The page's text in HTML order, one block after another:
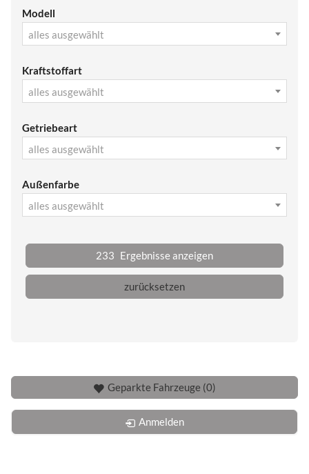
Modell
alles ausgewählt
Kraftstoffart
alles ausgewählt
Getriebeart
alles ausgewählt
Außenfarbe
alles ausgewählt
233 Ergebnisse anzeigen
zurücksetzen
Geparkte Fahrzeuge (0)
Anmelden